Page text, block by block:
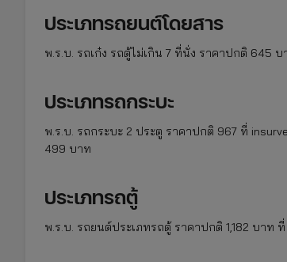
ประเภทรถยนต์โดยสาร
พ.ร.บ. รถเก๋ง รถตู้ไม่เกิน 7 ที่นั่ง ราคาปกติ 645
ประเภทรถกระบะ
พ.ร.บ. รถกระบะ 2 ประตู ราคาปกติ 967 ที่
499 บาท
ประเภทรถตู้
พ.ร.บ. รถยนต์ประเภทรถตู้ ราคาปกติ 1,182 บาท